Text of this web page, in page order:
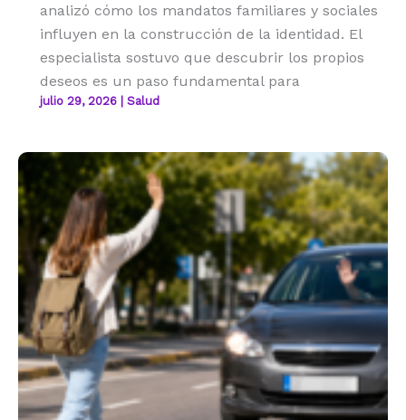
analizó cómo los mandatos familiares y sociales
influyen en la construcción de la identidad. El
especialista sostuvo que descubrir los propios
deseos es un paso fundamental para
julio 29, 2026 Salud